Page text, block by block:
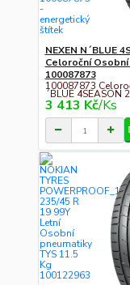
NEXEN N´BLUE
Celoroční Osobní
100087873
100087873
´BLUE 4SEASON
3 413 Kč/Ks